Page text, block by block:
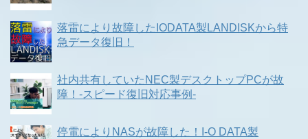
落雷により故障したIODATA製LANDISKから特
急データ復旧！
社内共有していたNEC製デスクトップPCが故
障！-スピード復旧対応事例-
停電によりNASが故障した！I-O DATA製